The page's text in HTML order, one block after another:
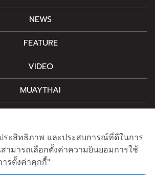
NEWS
FEATURE
VIDEO
MUAYTHAI
CONTACT
สนใจโฆษณาติดต่อ
ระสิทธิภาพ และประสบการณ์ที่ดีในการ
ามารถเลือกตั้งค่าความยินยอมการใช้
รตั้งค่าคุกกี้"